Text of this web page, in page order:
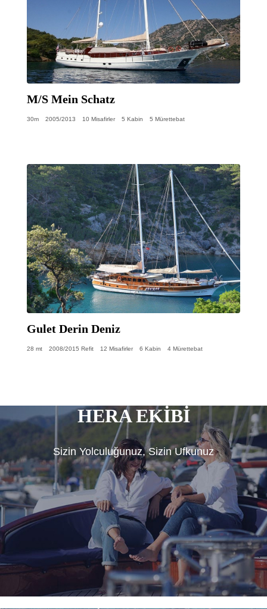
M/S Mein Schatz
30m 2005/2013 10 Misafirler 5 Kabin 5 Mürettebat
Gulet Derin Deniz
28 mt 2008/2015 Refit 12 Misafirler 6 Kabin 4 Mürettebat
HERA EKİBİ
Sizin Yolculuğunuz, Sizin Ufkunuz